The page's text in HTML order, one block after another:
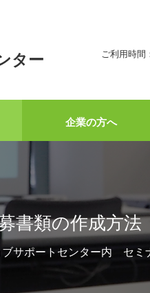
ター
ご利用時間
企業の方へ
書類の作成方
サポートセンター内 セミ